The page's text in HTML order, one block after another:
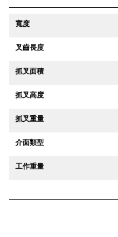
寬度
叉齒長度
抓叉面積
抓叉高度
抓叉重量
介面類型
工作重量